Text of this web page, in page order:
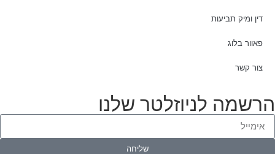
דין ומיק תביעות
פאוור בלוג
צור קשר
הרשמה לניוזלטר שלנו
שליחה